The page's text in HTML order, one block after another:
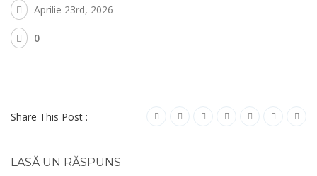
Aprilie 23rd, 2026
0
Share This Post :
LASĂ UN RĂSPUNS